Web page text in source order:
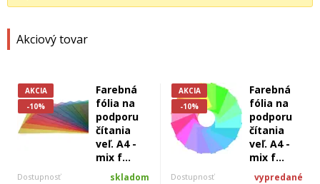
Akciový tovar
AKCIA
-10%
Farebná
fólia na
podporu
čítania
veľ. A4 -
mix f...
Dostupnosť skladom
AKCIA
-10%
Farebná
fólia na
podporu
čítania
veľ. A4 -
mix f...
Dostupnosť vypredané